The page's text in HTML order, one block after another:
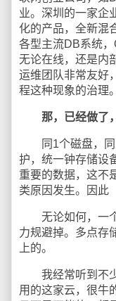
业。深圳的一家企
化的产品，全新混
各型主流DB系统，
无论在线，还是内
运维团队非常友好
程这种现象的治理。
那，已经做了
同1个磁盘，同1
护，统一钟存储设
重要的数据，这不
类原因发生。因此
无论如何，一个
力规避掉。多点存
上的。
我经常听到不少
用的这家云，很牛